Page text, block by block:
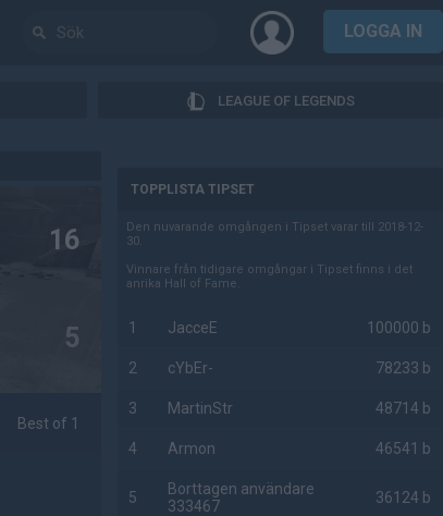
LOGGA IN
LEAGUE OF LEGENDS
16
5
Best of 1
TOPPLISTA TIPSET
Den nuvarande omgången i Tipset varar till 2018-12-
30.
Vinnare från tidigare omgångar i Tipset finns i det
anrika Hall of Fame.
1 JacceE 100000 b
2 cYbEr- 78233 b
3 MartinStr 48714 b
4 Armon 46541 b
5
Borttagen användare
333467
36124 b